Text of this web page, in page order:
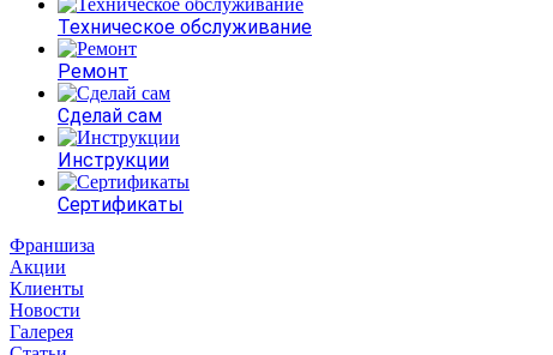
Техническое обслуживание
Ремонт
Сделай сам
Инструкции
Сертификаты
Франшиза
Акции
Клиенты
Новости
Галерея